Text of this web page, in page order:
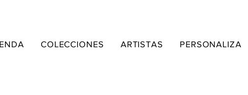
COLECCIONES ARTISTAS PERSONALIZA